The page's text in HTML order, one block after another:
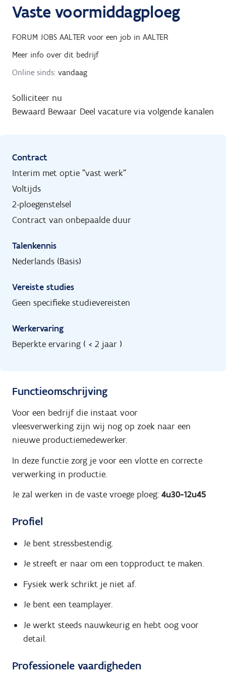
Vaste voormiddagploeg
FORUM JOBS AALTER voor een job in AALTER
Meer info over dit bedrijf
Online sinds: vandaag
Solliciteer nu
Bewaard Bewaar Deel vacature via volgende kanalen
Contract
Interim met optie "vast werk"
Voltijds
2-ploegenstelsel
Contract van onbepaalde duur
Talenkennis
Nederlands (Basis)
Vereiste studies
Geen specifieke studievereisten
Werkervaring
Beperkte ervaring ( < 2 jaar )
Functieomschrijving
Voor een bedrijf die instaat voor
vleesverwerking zijn wij nog op zoek naar een
nieuwe productiemedewerker.
In deze functie zorg je voor een vlotte en correcte
verwerking in productie.
Je zal werken in de vaste vroege ploeg: 4u30-12u45
Profiel
Je bent stressbestendig.
Je streeft er naar om een topproduct te maken.
Fysiek werk schrikt je niet af.
Je bent een teamplayer.
Je werkt steeds nauwkeurig en hebt oog voor
detail.
Professionele vaardigheden